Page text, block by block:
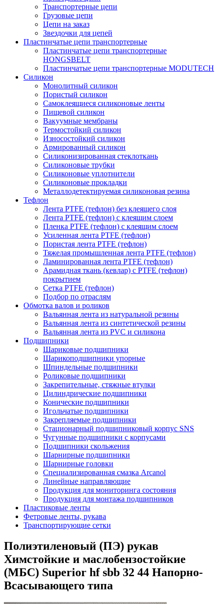
Транспортерные цепи
Грузовые цепи
Цепи на заказ
Звездочки для цепей
Пластинчатые цепи транспортерные
Пластинчатые цепи транспортерные
HONGSBELT
Пластинчатые цепи транспортерные MODUTECH
Силикон
Монолитный силикон
Пористый силикон
Самоклеящиеся силиконовые ленты
Пищевой силикон
Вакуумные мембраны
Термостойкий силикон
Износостойкий силикон
Армированный силикон
Силиконизированная стеклоткань
Силиконовые трубки
Силиконовые уплотнители
Силиконовые прокладки
Металлодетектируемая силиконовая резина
Тефлон
Лента PTFE (тефлон) без клеящего слоя
Лента PTFE (тефлон) с клеящим слоем
Пленка PTFE (тефлон) с клеящим слоем
Усиленная лента PTFE (тефлон)
Пористая лента PTFE (тефлон)
Тяжелая промышленная лента PTFE (тефлон)
Ламинированная лента PTFE (тефлон)
Арамидная ткань (кевлар) с PTFE (тефлон)
покрытием
Сетка PTFE (тефлон)
Подбор по отраслям
Обмотка валов и роликов
Вальянная лента из натуральной резины
Вальянная лента из синтетической резины
Вальянная лента из PVC и силикона
Подшипники
Шариковые подшипники
Шарикоподшипники упорные
Шпиндельные подшипники
Роликовые подшипники
Закрепительные, стяжные втулки
Цилиндрические подшипники
Конические подшипники
Игольчатые подшипники
Закрепляемые подшипники
Стационарный подшипниковый корпус SNS
Чугунные подшипники с корпусами
Подшипники скольжения
Шарнирные подшипники
Шарнирные головки
Специализированная смазка Arcanol
Линейные направляющие
Продукция для мониторинга состояния
Продукция для монтажа подшипников
Пластиковые ленты
Фетровые ленты, рукава
Транспортирующие сетки
Полиэтиленовый (ПЭ) рукав
Химстойкие и маслобензостойкие
(МБС) Superior hf sbb 32 44 Напорно-
Всасывающего типа